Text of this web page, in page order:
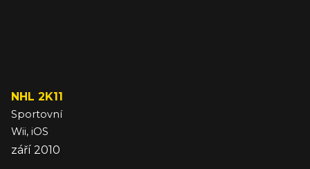
NHL 2K11
Sportovní
Wii, iOS
září 2010